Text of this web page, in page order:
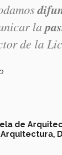
la
de la
de
Arquitectura,